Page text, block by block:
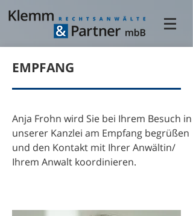
EMPFANG
Anja Frohn wird Sie bei Ihrem Besuch in
unserer Kanzlei am Empfang begrüßen
und den Kontakt mit Ihrer Anwältin/
Ihrem Anwalt koordinieren.